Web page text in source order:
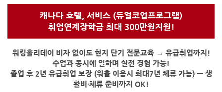
캐나다 호텔, 서비스 (듀얼코업프로그램)
취업연계장학금 최대 300만원지원!
워킹홀리데이 비자 없이도 현지 단기 전문교육 → 유급취업까지!
수업과 동시에 일하며 실전 경험 가능!
졸업 후 2년 유급취업 보장 (워홀 이용시 최대7년 체류 가능) — 생
활비·체류 준비까지 OK!